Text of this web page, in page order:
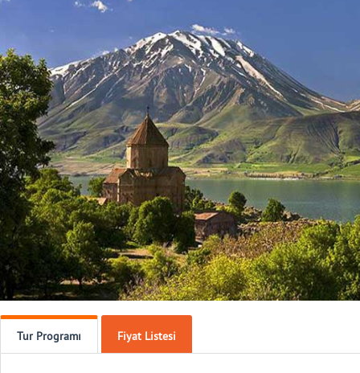
Tur Programı Fiyat Listesi